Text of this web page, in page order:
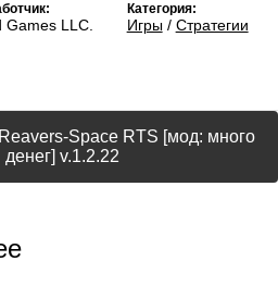
Games LLC.
Категория:
Игры/ Стратегии
Space RTS [мод: много
денег] v.1.2.22